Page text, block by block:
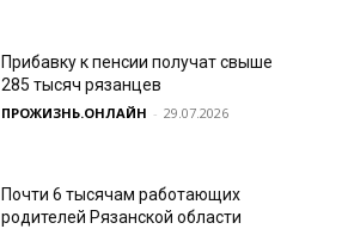
Прибавку к пенсии получат свыше
285 тысяч рязанцев
ПРОЖИЗНЬ.ОНЛАЙН - 29.07.2026
Почти 6 тысячам работающих
родителей Рязанской области